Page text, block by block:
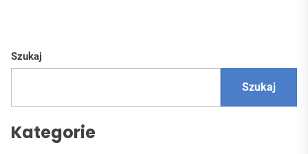
Szukaj
Szukaj
Kategorie